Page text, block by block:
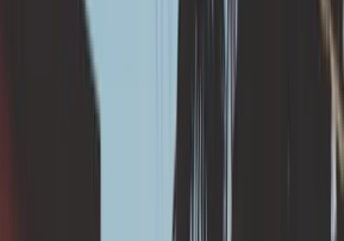
de la maison (plus de 5 m) et le
de la maison si le terrain en
l'objectif de